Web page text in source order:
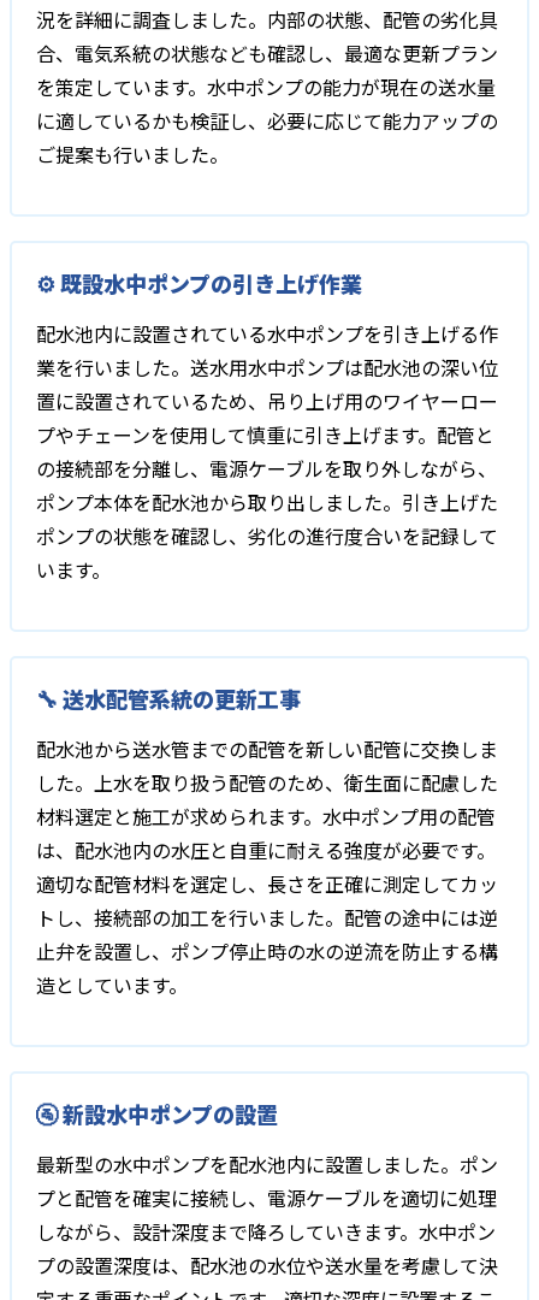
況を詳細に調査しました。内部の状態、配管の劣化具
合、電気系統の状態なども確認し、最適な更新プラン
を策定しています。水中ポンプの能力が現在の送水量
に適しているかも検証し、必要に応じて能力アップの
ご提案も行いました。
⚙️ 既設水中ポンプの引き上げ作業
配水池内に設置されている水中ポンプを引き上げる作
業を行いました。送水用水中ポンプは配水池の深い位
置に設置されているため、吊り上げ用のワイヤーロー
プやチェーンを使用して慎重に引き上げます。配管と
の接続部を分離し、電源ケーブルを取り外しながら、
ポンプ本体を配水池から取り出しました。引き上げた
ポンプの状態を確認し、劣化の進行度合いを記録して
います。
🔧 送水配管系統の更新工事
配水池から送水管までの配管を新しい配管に交換しま
した。上水を取り扱う配管のため、衛生面に配慮した
材料選定と施工が求められます。水中ポンプ用の配管
は、配水池内の水圧と自重に耐える強度が必要です。
適切な配管材料を選定し、長さを正確に測定してカッ
トし、接続部の加工を行いました。配管の途中には逆
止弁を設置し、ポンプ停止時の水の逆流を防止する構
造としています。
🚰 新設水中ポンプの設置
最新型の水中ポンプを配水池内に設置しました。ポン
プと配管を確実に接続し、電源ケーブルを適切に処理
しながら、設計深度まで降ろしていきます。水中ポン
プの設置深度は、配水池の水位や送水量を考慮して決